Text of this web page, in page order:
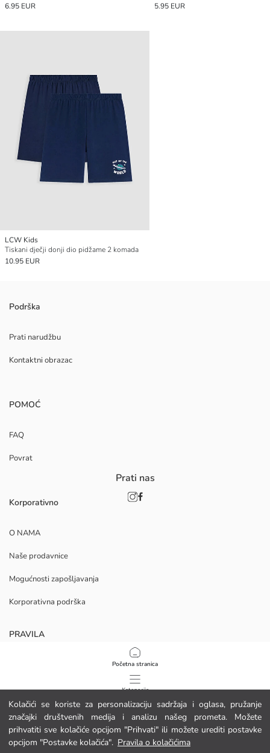
Kolačići se koriste za personalizaciju sadržaja i oglasa, pružanje
značajki društvenih medija i analizu našeg prometa. Možete
prihvatiti sve kolačiće opcijom "Prihvati" ili možete urediti postavke
opcijom "Postavke kolačića". Pravila o kolačićima
Početna stranica
Kategorije
Moja košarica
6.95 EUR
5.95 EUR
LCW Kids
Tiskani dječji donji dio pidžame 2 komada
10.95 EUR
Podrška
Prati narudžbu
Kontaktni obrazac
POMOĆ
FAQ
Povrat
Korporativno
O NAMA
Naše prodavnice
Mogućnosti zapošljavanja
Korporativna podrška
PRAVILA
Politika privatnosti i sigurnosti podataka
Uvjeti korištenja
Politika kolačića
Preuzmite našu aplikaciju
Prati nas